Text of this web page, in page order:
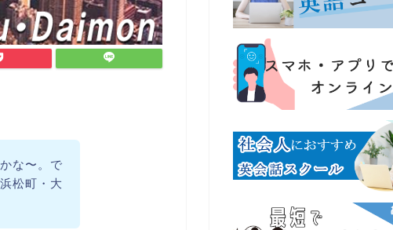
な〜。で
松町・大